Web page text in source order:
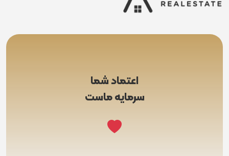
اعتماد شما
سرمایه ماست